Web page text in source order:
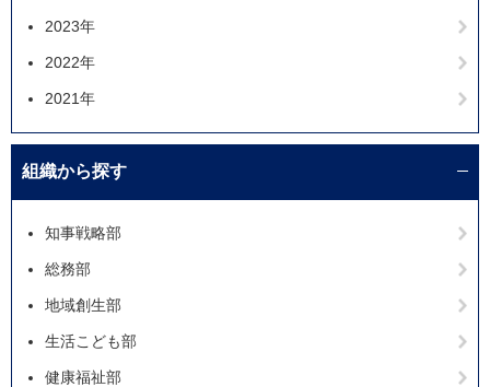
2023年
2022年
2021年
組織から探す
知事戦略部
総務部
地域創生部
生活こども部
健康福祉部